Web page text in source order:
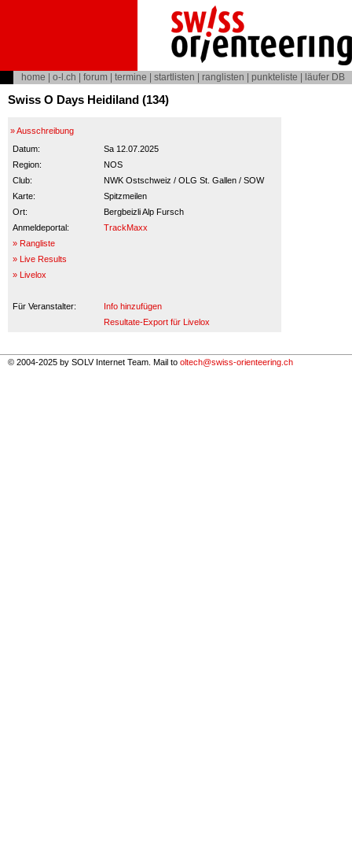
home o-l.ch forum termine startlisten ranglisten punkteliste läufer DB
Swiss O Days Heidiland (134)
» Ausschreibung
Datum:
Sa 12.07.2025
Region:
NOS
Club:
NWK Ostschweiz / OLG St. Gallen / SOW
Karte:
Spitzmeilen
Ort:
Bergbeizli Alp Fursch
Anmeldeportal:
TrackMaxx
» Rangliste
» Live Results
» Livelox
Für Veranstalter:
Info hinzufügen
Resultate-Export für Livelox
© 2004-2025 by SOLV Internet Team. Mail to oltech@swiss-orienteering.ch